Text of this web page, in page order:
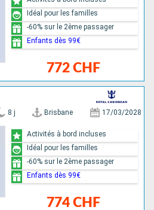
772 CHF
Idéal pour les familles
-60% sur le 2ème passager
Enfants dès 99€
8 j Brisbane 17/03/2028
774 CHF
Activités à bord incluses
Idéal pour les familles
-60% sur le 2ème passager
Enfants dès 99€